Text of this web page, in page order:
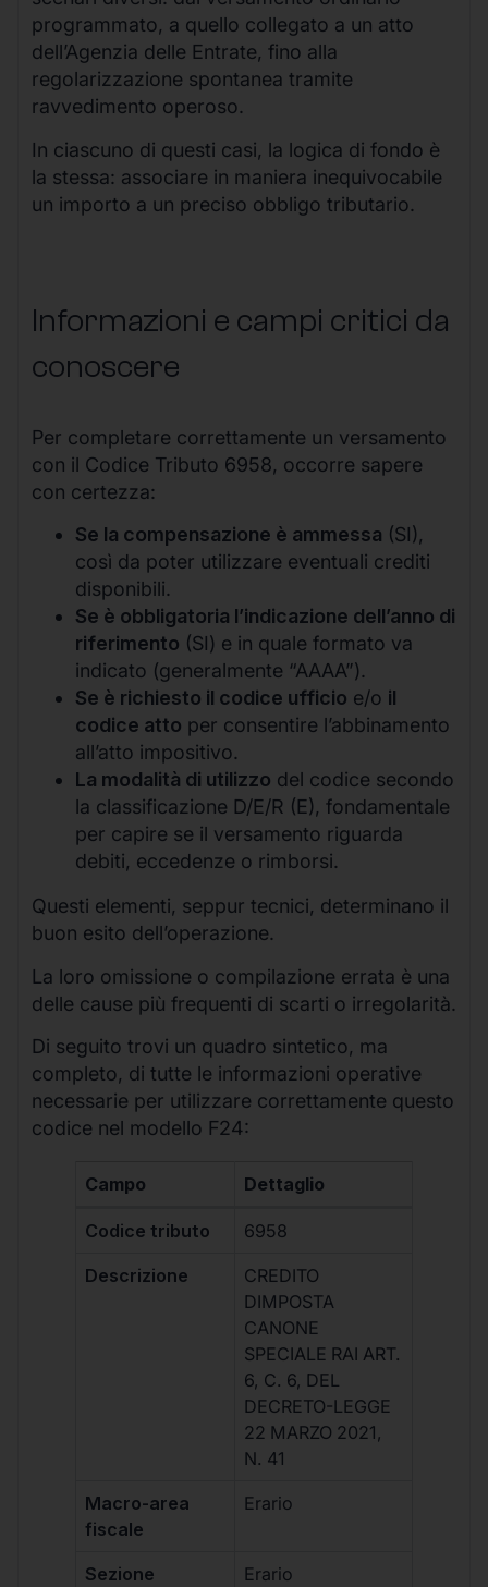
programmato, a quello collegato a un atto
dell’Agenzia delle Entrate, fino alla
regolarizzazione spontanea tramite
ravvedimento operoso.
In ciascuno di questi casi, la logica di fondo è
la stessa: associare in maniera inequivocabile
un importo a un preciso obbligo tributario.
Informazioni e campi critici da
conoscere
Per completare correttamente un versamento
con il Codice Tributo 6958, occorre sapere
con certezza:
Se la compensazione è ammessa (SI),
così da poter utilizzare eventuali crediti
disponibili.
Se è obbligatoria l’indicazione dell’anno di
riferimento (SI) e in quale formato va
indicato (generalmente “AAAA”).
Se è richiesto il codice ufficio e/o il
codice atto per consentire l’abbinamento
all’atto impositivo.
La modalità di utilizzo del codice secondo
la classificazione D/E/R (E), fondamentale
per capire se il versamento riguarda
debiti, eccedenze o rimborsi.
Questi elementi, seppur tecnici, determinano il
buon esito dell’operazione.
La loro omissione o compilazione errata è una
delle cause più frequenti di scarti o irregolarità.
Di seguito trovi un quadro sintetico, ma
completo, di tutte le informazioni operative
necessarie per utilizzare correttamente questo
codice nel modello F24:
Campo Dettaglio
Codice tributo 6958
Descrizione
CREDITO
DIMPOSTA
CANONE
SPECIALE RAI ART.
6, C. 6, DEL
DECRETO-LEGGE
22 MARZO 2021,
N. 41
Macro-area
fiscale
Erario
Sezione
Erario